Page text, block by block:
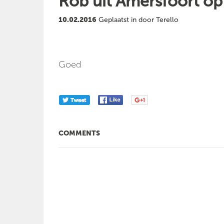
10.02.2016 Geplaatst in door Terello
Goed
COMMENTS